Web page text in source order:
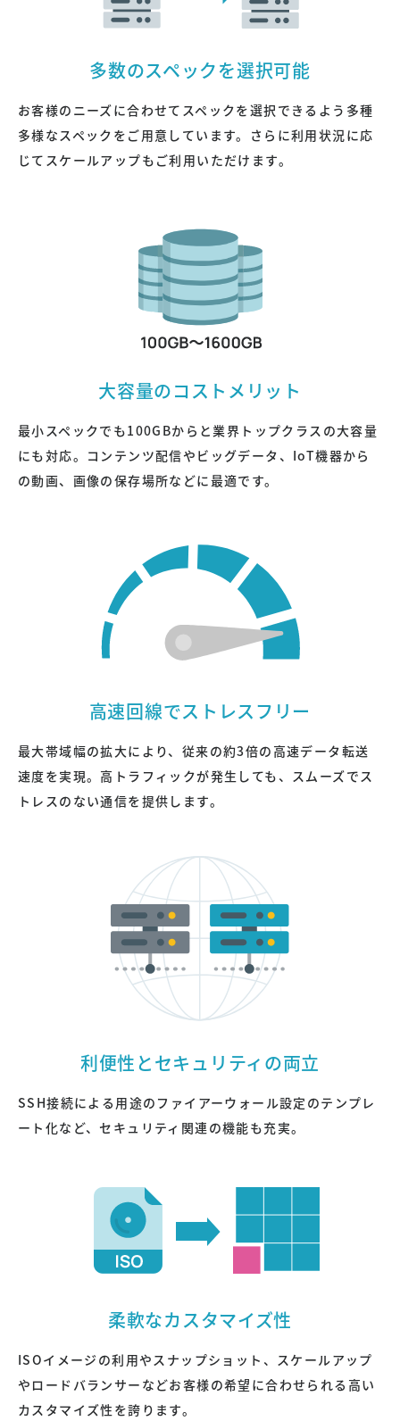
多数のスペックを選択可能
お客様のニーズに合わせてスペックを選択できるよう多種
多様なスペックをご用意しています。さらに利用状況に応
じてスケールアップもご利用いただけます。
大容量のコストメリット
最小スペックでも100GBからと業界トップクラスの大容量
にも対応。コンテンツ配信やビッグデータ、IoT機器から
の動画、画像の保存場所などに最適です。
高速回線でストレスフリー
最大帯域幅の拡大により、従来の約3倍の高速データ転送
速度を実現。高トラフィックが発生しても、スムーズでス
トレスのない通信を提供します。
利便性とセキュリティの両立
SSH接続による用途のファイアーウォール設定のテンプレ
ート化など、セキュリティ関連の機能も充実。
柔軟なカスタマイズ性
ISOイメージの利用やスナップショット、スケールアップ
やロードバランサーなどお客様の希望に合わせられる高い
カスタマイズ性を誇ります。
口座振替でのお支払い